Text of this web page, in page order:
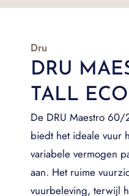
Dru
DRU
TALL
De DRU Maestro 60/
biedt het ideale vuur
variabele vermogen
aan. Het ruime
vuurbeleving, terwijl